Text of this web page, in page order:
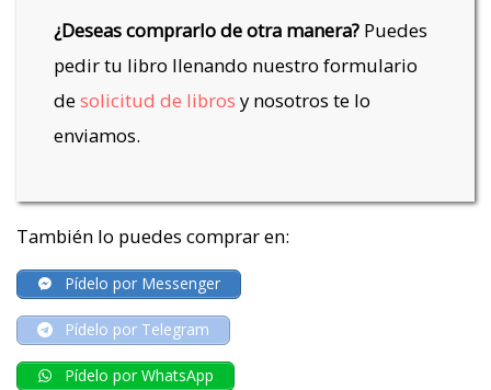
¿Deseas comprarlo de otra manera?Puedes
pedir tu libro llenando nuestro formulario
desolicitud de libros y nosotros te lo
enviamos.
También lo puedes comprar en:
Pídelo por Messenger
Pídelo por Telegram
Pídelo por WhatsApp